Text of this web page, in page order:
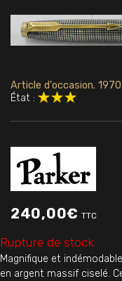
Article d'occasion.
État :
240,00€ TTC
Rupture de stock
Magnifique et
en argent massif ciselé.